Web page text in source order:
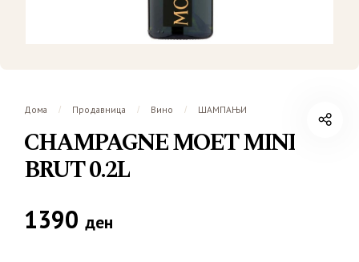
Дома / Продавница / Вино / ШАМПАЊИ
CHAMPAGNE MOET MINI
BRUT 0.2L
1390 ден